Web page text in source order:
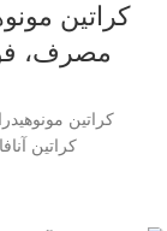
کراتین
کراتین
کراتین آنافارمد 300 گرمی کراتین